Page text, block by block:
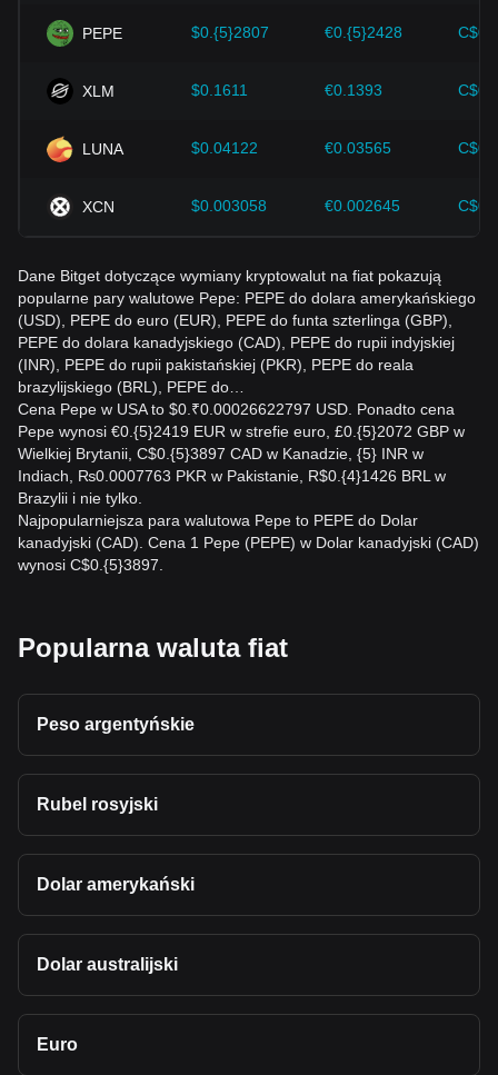
PEPE $0.{5}2807 €0.{5}2428
XLM $0.1611 €0.1393
LUNA $0.04122 €0.03565
XCN $0.003058 €0.002645
Dane Bitget dotyczące wymiany kryptowalut na fiat pokazują
popularne pary walutowe Pepe: PEPE do dolara amerykańskiego
(USD), PEPE do euro (EUR), PEPE do funta szterlinga (GBP),
PEPE do dolara kanadyjskiego (CAD), PEPE do rupii indyjskiej
(INR), PEPE do rupii pakistańskiej (PKR), PEPE do reala
brazylijskiego (BRL), PEPE do…
Cena Pepe w USA to $0.₹0.00026622797 USD. Ponadto cena
Pepe wynosi €0.{5}2419 EUR w strefie euro, £0.{5}2072 GBP w
Wielkiej Brytanii, C$0.{5}3897 CAD w Kanadzie, {5} INR w
Indiach, ₨0.0007763 PKR w Pakistanie, R$0.{4}1426 BRL w
Brazylii i nie tylko.
Najpopularniejsza para walutowa Pepe to PEPE do Dolar
kanadyjski (CAD). Cena 1 Pepe (PEPE) w Dolar kanadyjski (CAD)
wynosi C$0.{5}3897.
Popularna waluta fiat
Peso argentyńskie
Rubel rosyjski
Dolar amerykański
Dolar australijski
Euro